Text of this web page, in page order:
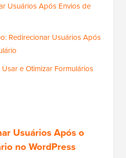
Usuários Após Envios de
Redirecionar Usuários Após
e Otimizar Formulários
Usuários Após o
no WordPress